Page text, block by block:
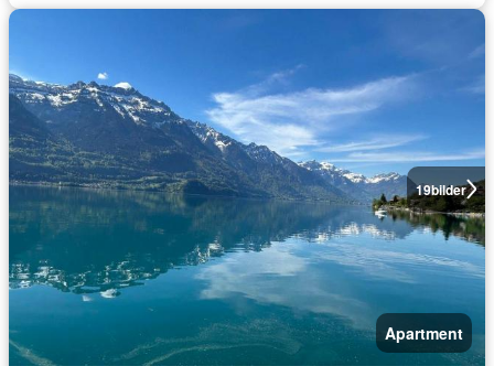
19bilder
Apartment